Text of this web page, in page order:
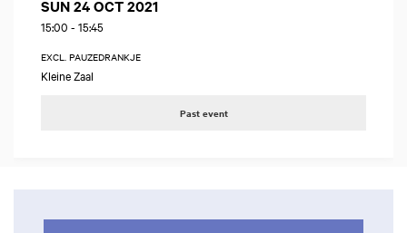
SUN 24 OCT 2021
15:00 - 15:45
EXCL. PAUZEDRANKJE
Kleine Zaal
Past event